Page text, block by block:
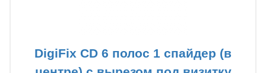
DigiFix CD 6 полос 1 спайдер (в